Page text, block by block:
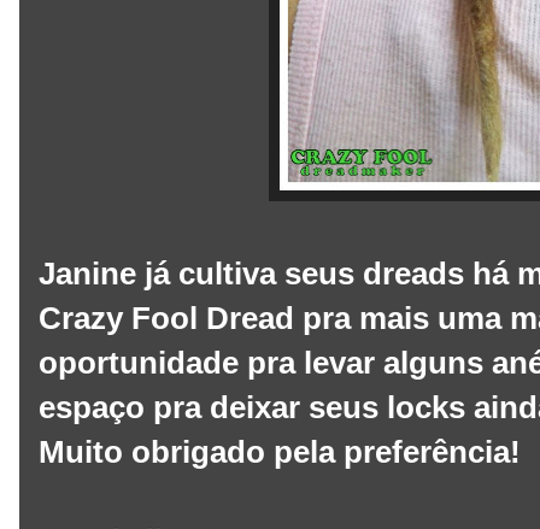
Janine já cultiva seus dreads há
Crazy Fool Dread pra mais uma
oportunidade pra levar alguns
espaço pra deixar seus locks
Muito obrigado pela preferência!